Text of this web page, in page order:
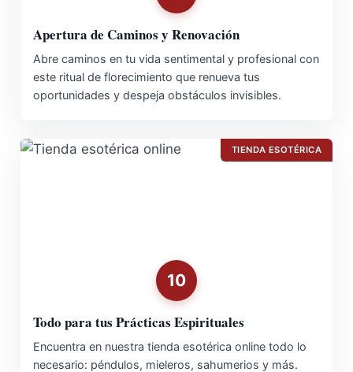
Apertura de Caminos y Renovación
Abre caminos en tu vida sentimental y profesional con
este ritual de florecimiento que renueva tus
oportunidades y despeja obstáculos invisibles.
TIENDA ESOTÉRICA
10
Todo para tus Prácticas Espirituales
Encuentra en nuestra tienda esotérica online todo lo
necesario: péndulos, mieleros, sahumerios y más.